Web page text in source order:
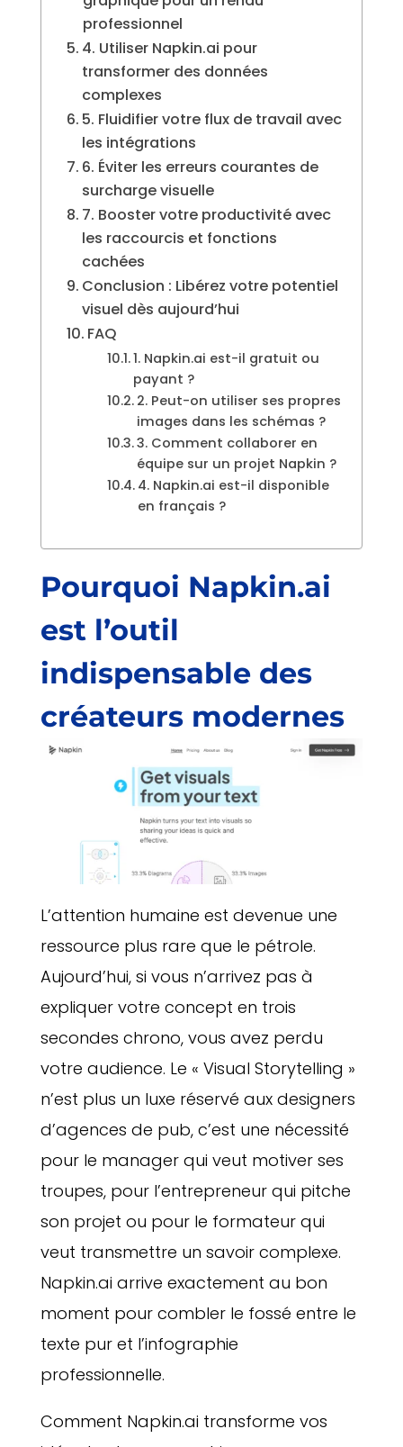
professionnel
4. Utiliser Napkin.ai pour
transformer des données
complexes
5. Fluidifier votre flux de travail avec
les intégrations
6. Éviter les erreurs courantes de
surcharge visuelle
7. Booster votre productivité avec
les raccourcis et fonctions
cachées
Conclusion : Libérez votre potentiel
visuel dès aujourd’hui
FAQ
1. Napkin.ai est-il gratuit ou
payant ?
2. Peut-on utiliser ses propres
images dans les schémas ?
3. Comment collaborer en
équipe sur un projet Napkin ?
4. Napkin.ai est-il disponible
en français ?
Pourquoi Napkin.ai
est l’outil
indispensable des
créateurs modernes
L’attention humaine est devenue une
ressource plus rare que le pétrole.
Aujourd’hui, si vous n’arrivez pas à
expliquer votre concept en trois
secondes chrono, vous avez perdu
votre audience. Le « Visual Storytelling »
n’est plus un luxe réservé aux designers
d’agences de pub, c’est une nécessité
pour le manager qui veut motiver ses
troupes, pour l’entrepreneur qui pitche
son projet ou pour le formateur qui
veut transmettre un savoir complexe.
Napkin.ai arrive exactement au bon
moment pour combler le fossé entre le
texte pur et l’infographie
professionnelle.
Comment Napkin.ai transforme vos